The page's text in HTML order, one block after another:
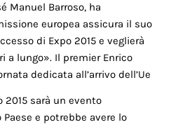
Manuel Barroso, ha
europea assicura il suo
di Expo 2015 e veglierà
lungo». Il premier Enrico
dedicata all’arrivo dell’Ue
2015 sarà un evento
e potrebbe avere lo